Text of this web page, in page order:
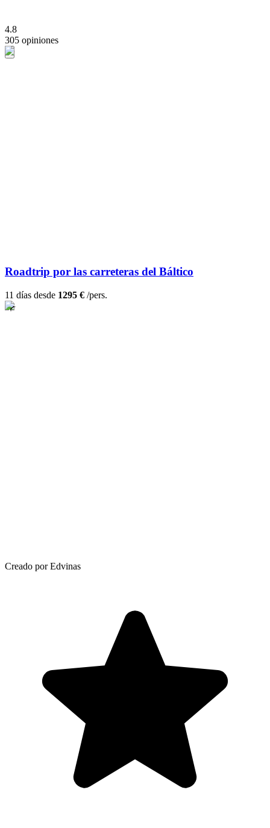
4.8
305 opiniones
Roadtrip por las carreteras del Báltico
11 días desde 1295 € /pers.
Creado por Edvinas